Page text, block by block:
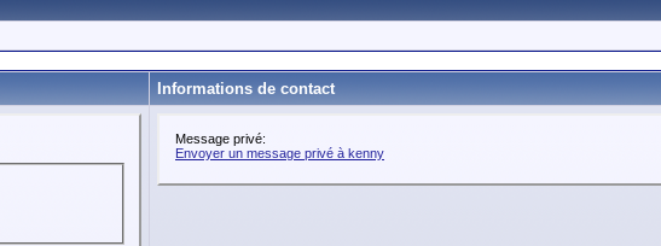
Informations de contact
Message privé:
Envoyer un message privé à kenny